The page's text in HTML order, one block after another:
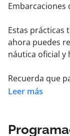
Embarcaciones
Estas prácticas
ahora puedes
náutica oficial y
Recuerda que
superar un
Leer más